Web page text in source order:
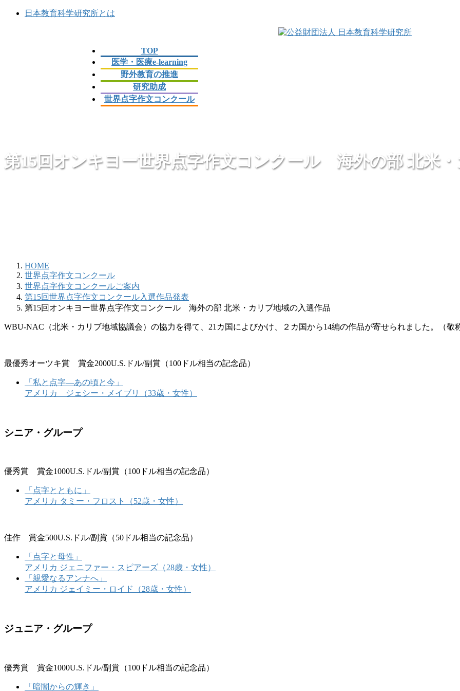
日本教育科学研究所とは
TOP
医学・医療e-learning
野外教育の推進
研究助成
世界点字作文コンクール
第15回オンキヨー世界点字作文コンクール 海外の部 北米
HOME
世界点字作文コンクール
世界点字作文コンクールご案内
第15回世界点字作文コンクール入選作品発表
第15回オンキヨー世界点字作文コンクール 海外の部 北米・カリブ地域の入選作品
WBU-NAC（北米・カリブ地域協議会）の協力を得て、21カ国によびかけ、２カ国から14編の作品が寄せられました。（敬
最優秀オーツキ賞 賞金2000U.S.ドル/副賞（100ドル相当の記念品）
「私と点字―あの頃と今」
アメリカ ジェシー・メイブリ（33歳・女性）
シニア・グループ
優秀賞 賞金1000U.S.ドル/副賞（100ドル相当の記念品）
「点字とともに」
アメリカ タミー・フロスト（52歳・女性）
佳作 賞金500U.S.ドル/副賞（50ドル相当の記念品）
「点字と母性」
アメリカ ジェニファー・スピアーズ（28歳・女性）
「親愛なるアンナへ」
アメリカ ジェイミー・ロイド（28歳・女性）
ジュニア・グループ
優秀賞 賞金1000U.S.ドル/副賞（100ドル相当の記念品）
「暗闇からの輝き」